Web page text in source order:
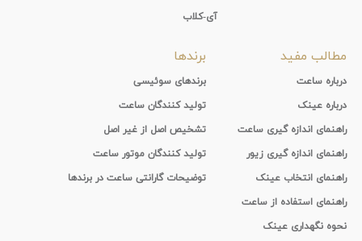
آی-کلاب
مطالب مفید
درباره ساعت
درباره عینک
راهنمای اندازه گیری ساعت
راهنمای اندازه گیری زیور
راهنمای انتخاب عینک
راهنمای استفاده از ساعت
نحوه نگهداری عینک
برندها
برندهای سوئیسی
تولید کنندگان ساعت
تشخیص اصل از غیر اصل
تولید کنندگان موتور ساعت
توضیحات گارانتی ساعت در برندها